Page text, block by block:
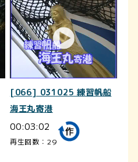
[066] 031025 練習帆船
海王丸寄港
00:03:02
再生回数：29